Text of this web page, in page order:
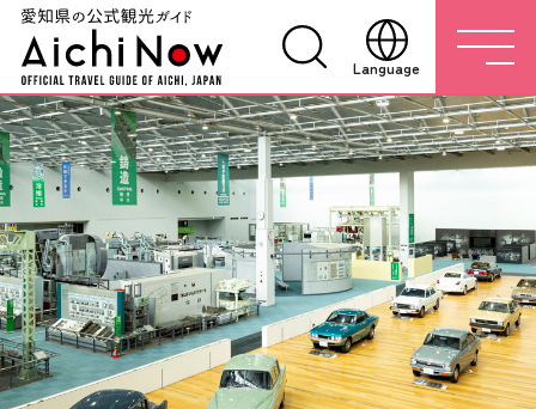
Language